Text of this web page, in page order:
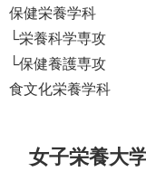
保健栄養学科
└栄養科学専攻
└保健養護専攻
食文化栄養学科
女子栄養大